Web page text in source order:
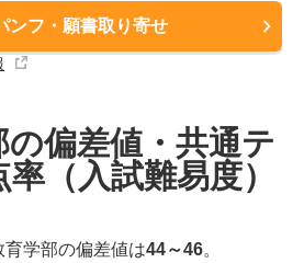
ンフ・願書取り寄せ
の偏差値・共通テ
（入試難易度）
学部の偏差値は44～46。